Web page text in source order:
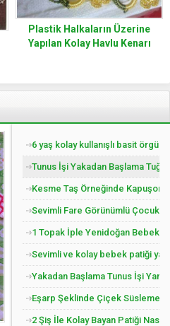
Plastik Halkaların Üzerine
Yapılan Kolay Havlu Kenarı
6 yaş kolay kullanışlı basit örgü
Tunus İşi Yakadan Başlama
Kesme Taş Örneğinde
Sevimli Fare Görünümlü Çocuk
1 Topak İple Yenidoğan Bebek
Sevimli ve kolay bebek patiği
Yakadan Başlama Tunus İşi
Eşarp Şeklinde Çiçek Süslemeli
2 Şiş İle Kolay Bayan Patiği Nasıl